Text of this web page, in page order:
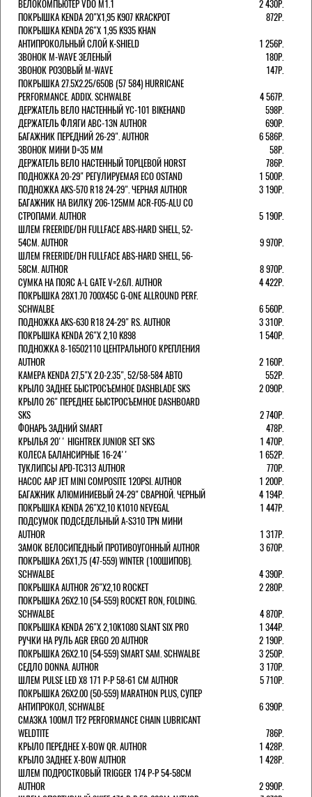
ВЕЛОКОМПЬЮТЕР VDO M1.1
2 430Р.
ПОКРЫШКА KENDA 20"Х1,95 K907 KRACKPOT
872Р.
ПОКРЫШКА KENDA 26"Х 1,95 K935 KHAN
АНТИПРОКОЛЬНЫЙ СЛОЙ K-SHIELD
1 256Р.
ЗВОНОК M-WAVE ЗЕЛЕНЫЙ
180Р.
ЗВОНОК РОЗОВЫЙ M-WAVE
147Р.
ПОКРЫШКА 27.5X2.25/650B (57 584) HURRICANE
PERFORMANCE. ADDIX. SCHWALBE
4 567Р.
ДЕРЖАТЕЛЬ ВЕЛО НАСТЕННЫЙ YC-101 BIKEHAND
598Р.
ДЕРЖАТЕЛЬ ФЛЯГИ ABC-13N AUTHOR
690Р.
БАГАЖНИК ПЕРЕДНИЙ 26-29". AUTHOR
6 586Р.
ЗВОНОК МИНИ D=35 ММ
58Р.
ДЕРЖАТЕЛЬ ВЕЛО НАСТЕННЫЙ ТОРЦЕВОЙ HORST
786Р.
ПОДНОЖКА 20-29" РЕГУЛИРУЕМАЯ ECO OSTAND
1 500Р.
ПОДНОЖКА AKS-570 R18 24-29". ЧЕРНАЯ AUTHOR
3 190Р.
БАГАЖНИК НА ВИЛКУ 206-125ММ ACR-F05-ALU СО
СТРОПАМИ. AUTHOR
5 190Р.
ШЛЕМ FREERIDE/DH FULLFACE ABS-HARD SHELL, 52-
54СМ. AUTHOR
9 970Р.
ШЛЕМ FREERIDE/DH FULLFACE ABS-HARD SHELL, 56-
58СМ. AUTHOR
8 970Р.
СУМКА НА ПОЯС A-L GATE V=2.6Л. AUTHOR
4 422Р.
ПОКРЫШКА 28X1.70 700X45C G-ONE ALLROUND PERF.
SCHWALBE
6 560Р.
ПОДНОЖКА AKS-630 R18 24-29" RS. AUTHOR
3 310Р.
ПОКРЫШКА KENDA 26"Х 2,10 K898
1 540Р.
ПОДНОЖКА 8-16502110 ЦЕНТРАЛЬНОГО КРЕПЛЕНИЯ
AUTHOR
2 160Р.
КАМЕРА KENDA 27,5"Х 2.0-2.35", 52/58-584 АВТО
552Р.
КРЫЛО ЗАДНЕЕ БЫСТРОСЪЕМНОЕ DASHBLADE SKS
2 090Р.
КРЫЛО 26" ПЕРЕДНЕЕ БЫСТРОСЪЕМНОЕ DASHBOARD
SKS
2 740Р.
ФОНАРЬ ЗАДНИЙ SMART
478Р.
КРЫЛЬЯ 20'' HIGHTREK JUNIOR SET SKS
1 470Р.
КОЛЕСА БАЛАНСИРНЫЕ 16-24''
1 652Р.
ТУКЛИПСЫ APD-TC313 AUTHOR
770Р.
НАСОС AAP JET MINI COMPOSITE 120PSI. AUTHOR
1 200Р.
БАГАЖНИК АЛЮМИНИЕВЫЙ 24-29" СВАРНОЙ. ЧЕРНЫЙ
4 194Р.
ПОКРЫШКА KENDA 26"Х2,10 K1010 NEVEGAL
1 447Р.
ПОДСУМОК ПОДСЕДЕЛЬНЫЙ A-S310 TPN МИНИ
AUTHOR
1 317Р.
ЗАМОК ВЕЛОСИПЕДНЫЙ ПРОТИВОУГОННЫЙ AUTHOR
3 670Р.
ПОКРЫШКА 26X1,75 (47-559) WINTER (100ШИПОВ).
SCHWALBE
4 390Р.
ПОКРЫШКА AUTHOR 26"Х2,10 ROCKET
2 280Р.
ПОКРЫШКА 26X2.10 (54-559) ROCKET RON, FOLDING.
SCHWALBE
4 870Р.
ПОКРЫШКА KENDA 26"Х 2,10K1080 SLANT SIX PRO
1 344Р.
РУЧКИ НА РУЛЬ AGR ERGO 20 AUTHOR
2 190Р.
ПОКРЫШКА 26X2.10 (54-559) SMART SAM. SCHWALBE
3 250Р.
СЕДЛО DONNA. AUTHOR
3 170Р.
ШЛЕМ PULSE LED X8 171 Р-Р 58-61 СМ AUTHOR
5 710Р.
ПОКРЫШКА 26X2.00 (50-559) MARATHON PLUS, СУПЕР
АНТИПРОКОЛ, SCHWALBE
6 390Р.
СМАЗКА 100МЛ TF2 PERFORMANCE CHAIN LUBRICANT
WELDTITE
786Р.
КРЫЛО ПЕРЕДНЕЕ X-BOW QR. AUTHOR
1 428Р.
КРЫЛО ЗАДНЕЕ X-BOW AUTHOR
1 428Р.
ШЛЕМ ПОДРОСТКОВЫЙ TRIGGER 174 Р-Р 54-58СМ
AUTHOR
2 990Р.